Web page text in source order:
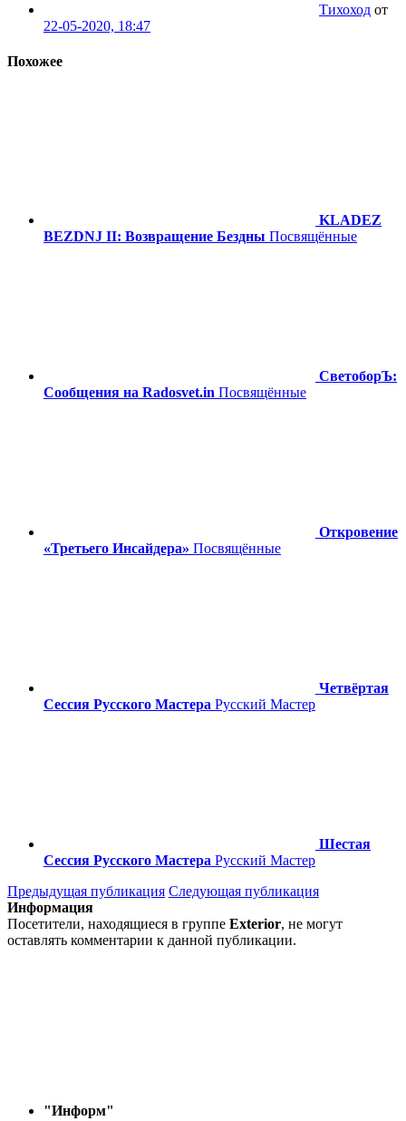
Тихоход от
22-05-2020, 18:47
Похожее
KLADEZ
BEZDNJ II: Возвращение Бездны Посвящённые
СветоборЪ:
Сообщения на Radosvet.in Посвящённые
Откровение
«Третьего Инсайдера» Посвящённые
Четвёртая
Сессия Русского Мастера Русский Мастер
Шестая
Сессия Русского Мастера Русский Мастер
Предыдущая публикация Следующая публикация
Информация
Посетители, находящиеся в группе Exterior, не могут
оставлять комментарии к данной публикации.
"Информ"